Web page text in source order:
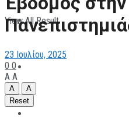
ΠΑΡΑΘΛΗΤΙΣΜΟΣ
View All Result
23 Ιουλίου, 2025
0 0
A A
A
A
Reset